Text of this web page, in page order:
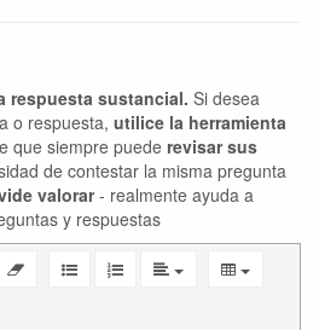
respuesta sustancial. Si desea
o respuesta, utilice la herramienta
que siempre puede revisar sus
de contestar la misma pregunta
valorar- realmente ayuda a
y respuestas